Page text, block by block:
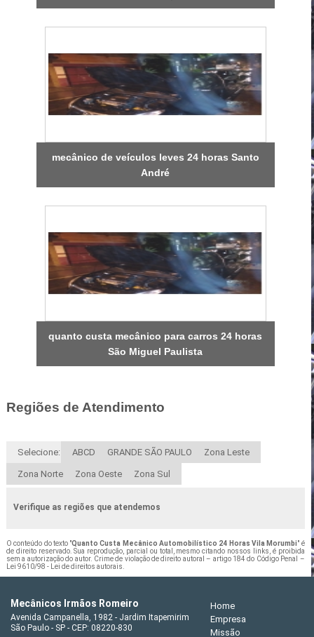
mecânico de veículos leves 24 horas Santo
André
quanto custa mecânico para carros 24 horas
São Miguel Paulista
Regiões de Atendimento
Selecione: ABCD GRANDE SÃO PAULO Zona Leste
Zona Norte Zona Oeste Zona Sul
Verifique as regiões que atendemos
O conteúdo do texto "Quanto Custa Mecânico Automobilístico 24 Horas Vila Morumbi" é
de direito reservado. Sua reprodução, parcial ou total, mesmo citando nossos links, é proibida
sem a autorização do autor. Crime de violação de direito autoral – artigo 184 do Código Penal –
Lei 9610/98 - Lei de direitos autorais.
Mecânicos Irmãos Romeiro
Avenida Campanella, 1982 - Jardim Itapemirim
São Paulo - SP - CEP: 08220-830
Home
Empresa
Missão